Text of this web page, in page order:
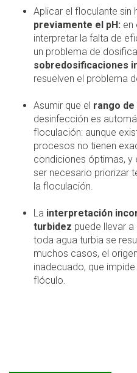
Aplicar el floculante sin
previamente el pH: en
interpretar la falta de
un problema de
sobredosificaciones
resuelven el problema
Asumir que el rango de
desinfección es
floculación: aunque
procesos no tienen
condiciones óptimas, y
ser necesario priorizar
la floculación.
La interpretación
turbidez puede llevar
toda agua turbia se
muchos casos, el
inadecuado, que
flóculo.